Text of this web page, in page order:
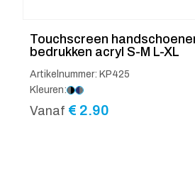
Touchscreen
bedrukken acryl S-M L-XL
Artikelnummer: KP425
Kleuren:
Vanaf € 2.90